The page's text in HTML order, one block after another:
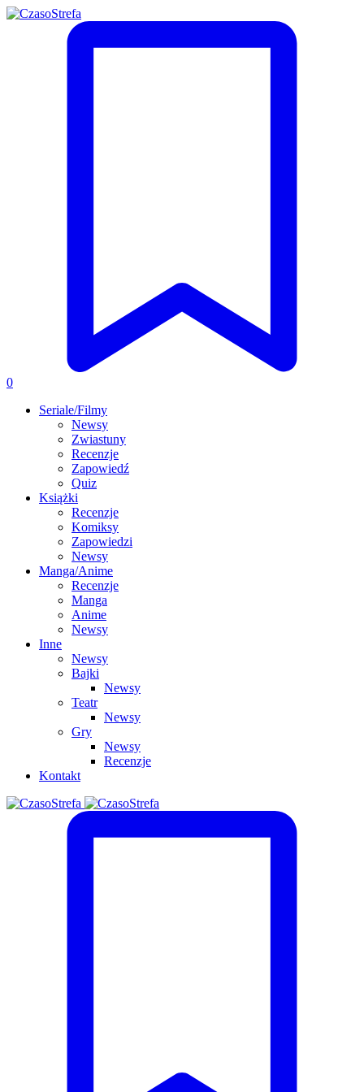
0
Seriale/Filmy
Newsy
Zwiastuny
Recenzje
Zapowiedź
Quiz
Książki
Recenzje
Komiksy
Zapowiedzi
Newsy
Manga/Anime
Recenzje
Manga
Anime
Newsy
Inne
Newsy
Bajki
Newsy
Teatr
Newsy
Gry
Newsy
Recenzje
Kontakt